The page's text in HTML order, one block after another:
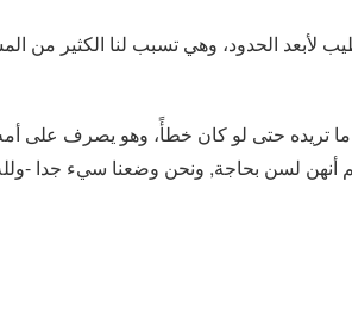
لأبعد الحدود، وهي تسبب لنا الكثير من
تريده حتى لو كان خطأً، وهو يصرف على أمه
أنهن لسن بحاجة, ونحن وضعنا سيء جدا -